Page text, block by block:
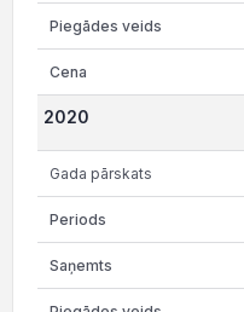
2020
Gada pārskats